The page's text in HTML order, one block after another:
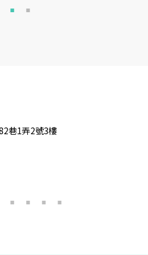
巷1弄2號3樓